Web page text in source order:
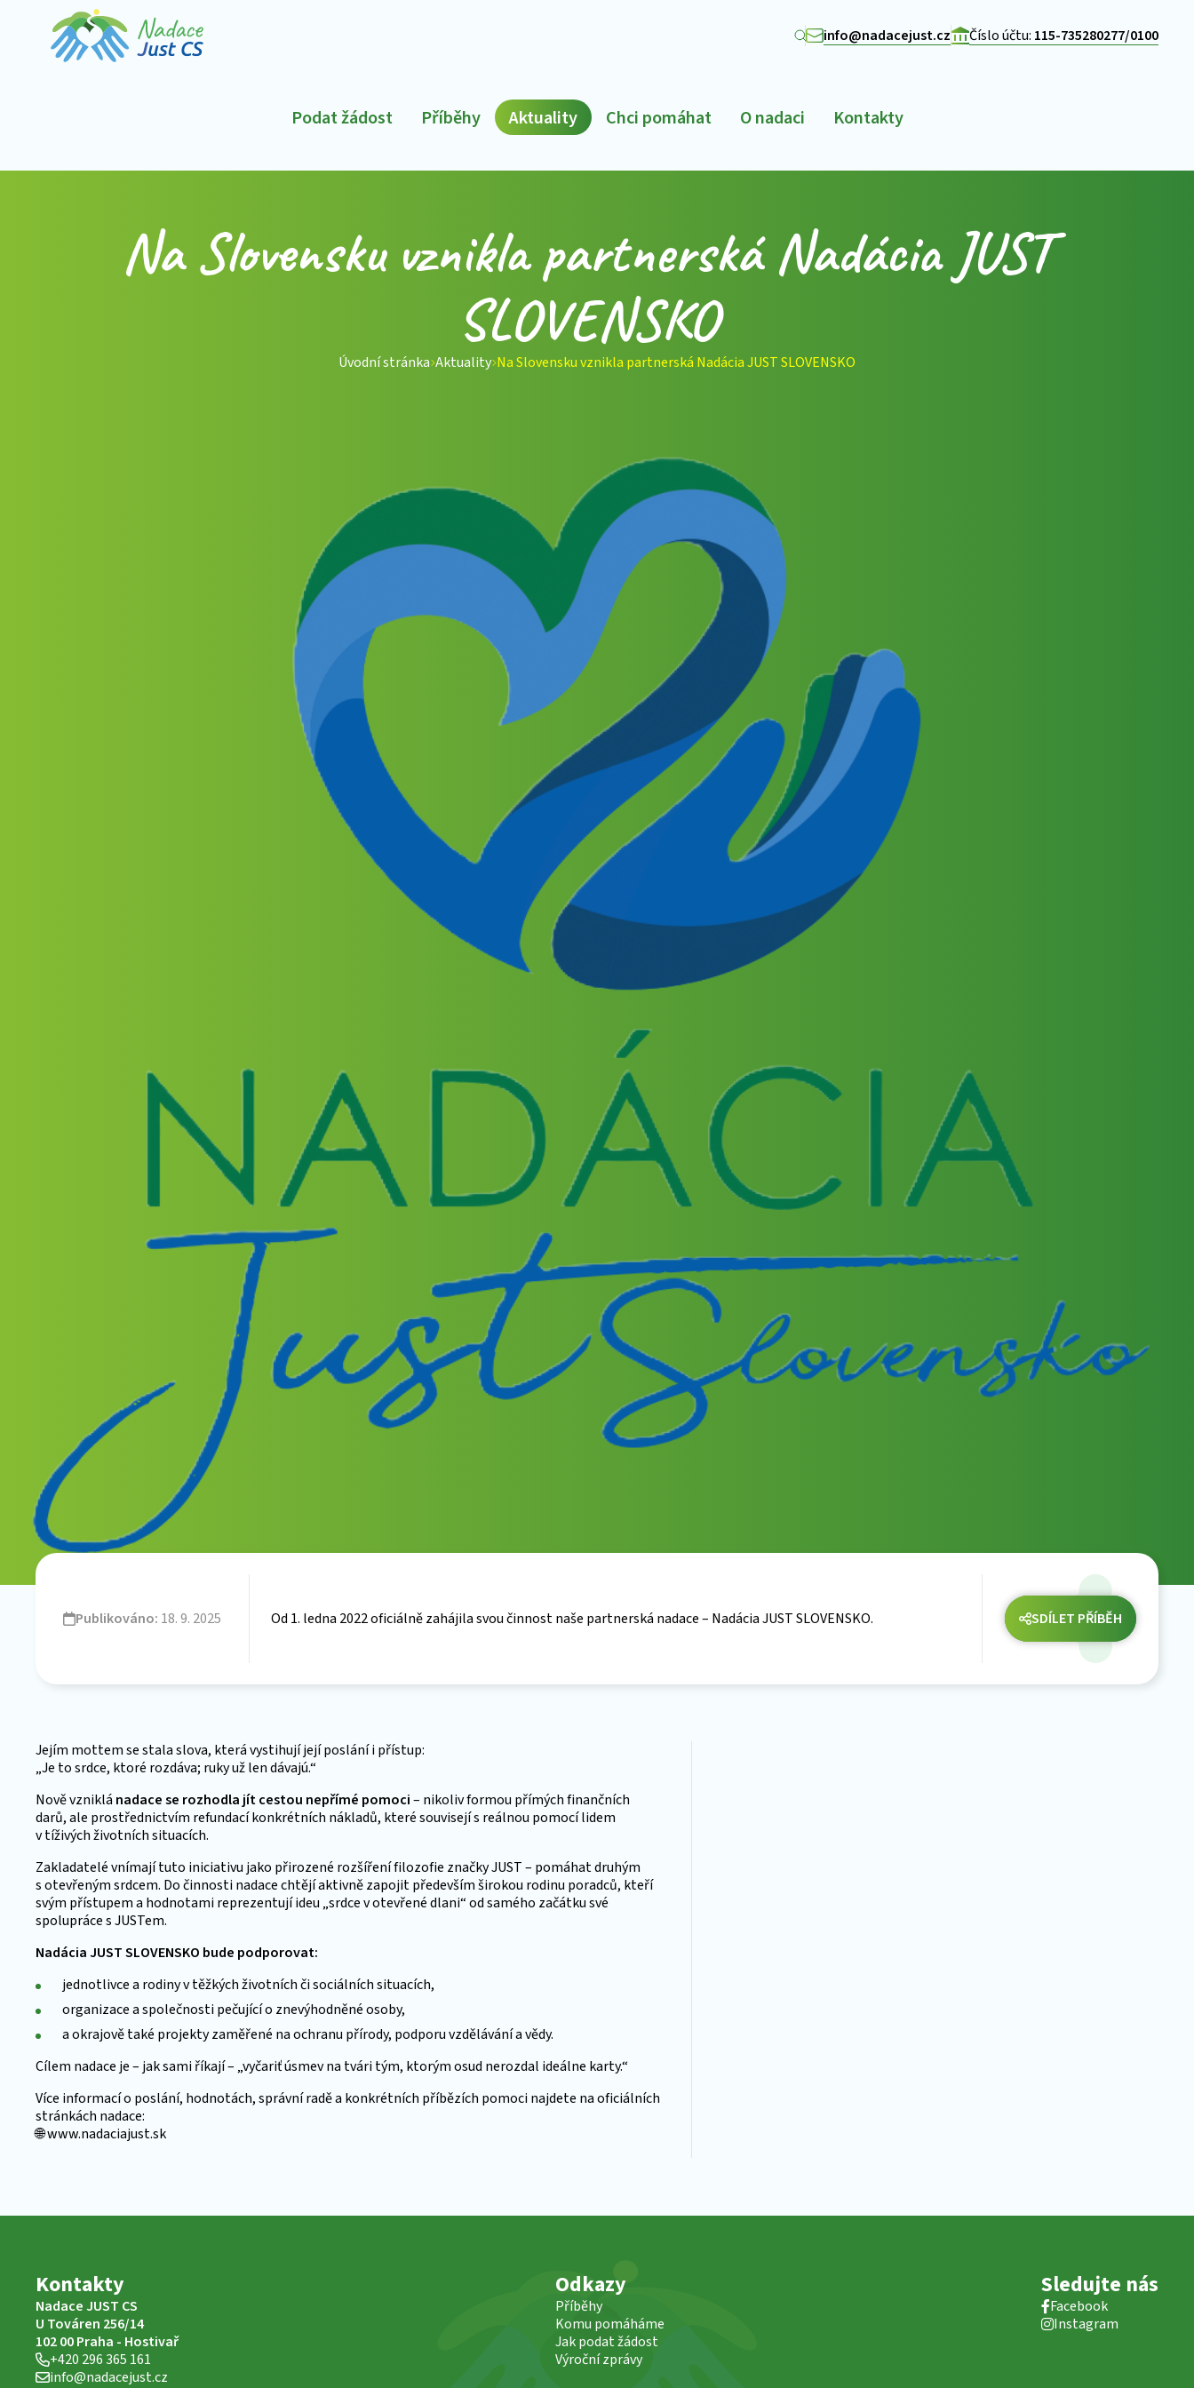
info@nadacejust.cz Číslo účtu: 115-735280277/0100
Podat žádost Příběhy Aktuality Chci pomáhat O nadaci Kontakty
Na Slovensku vznikla partnerská Nadácia JUST
SLOVENSKO
Úvodní stránka Aktuality Na Slovensku vznikla partnerská Nadácia JUST SLOVENSKO
Publikováno: 18. 9. 2025 Od 1. ledna 2022 oficiálně zahájila svou činnost naše partnerská nadace – Nadácia JUST SLOVENSKO. SDÍLET PŘÍBĚH
Jejím mottem se stala slova, která vystihují její poslání i přístup:
„Je to srdce, ktoré rozdáva; ruky už len dávajú.“
Nově vzniklá nadace se rozhodla jít cestou nepřímé pomoci– nikoliv formou přímých finančních
darů, ale prostřednictvím refundací konkrétních nákladů, které souvisejí s reálnou pomocí lidem
v tíživých životních situacích.
Zakladatelé vnímají tuto iniciativu jako přirozené rozšíření filozofie značky JUST – pomáhat druhým
s otevřeným srdcem. Do činnosti nadace chtějí aktivně zapojit především širokou rodinu poradců, kteří
svým přístupem a hodnotami reprezentují ideu „srdce v otevřené dlani“ od samého začátku své
spolupráce s JUSTem.
Nadácia JUST SLOVENSKO bude podporovat:
jednotlivce a rodiny v těžkých životních či sociálních situacích,
organizace a společnosti pečující o znevýhodněné osoby,
a okrajově také projekty zaměřené na ochranu přírody, podporu vzdělávání a vědy.
Cílem nadace je – jak sami říkají – „vyčariť úsmev na tvári tým, ktorým osud nerozdal ideálne karty.“
Více informací o poslání, hodnotách, správní radě a konkrétních příbězích pomoci najdete na oficiálních
stránkách nadace:
🌐 www.nadaciajust.sk
Kontakty
Nadace JUST CS
U Továren 256/14
102 00 Praha - Hostivař
+420 296 365 161
info@nadacejust.cz
Odkazy
Příběhy
Komu pomáháme
Jak podat žádost
Výroční zprávy
Sledujte nás
Facebook
Instagram